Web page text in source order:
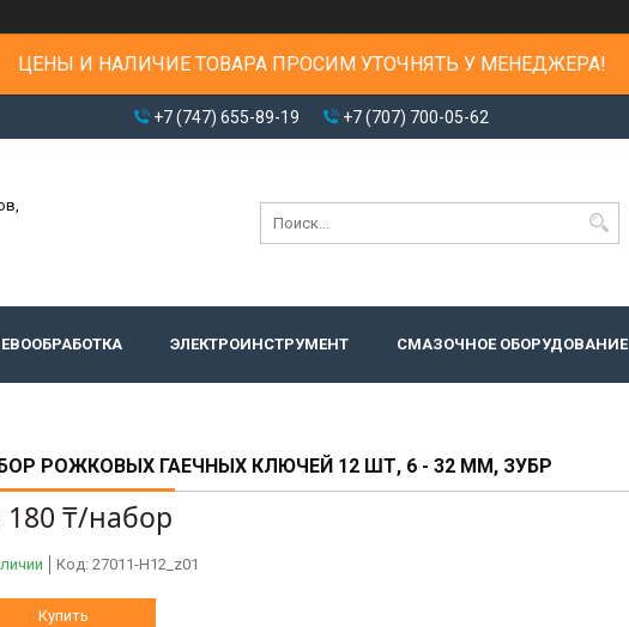
ЦЕНЫ И НАЛИЧИЕ ТОВАРА ПРОСИМ УТОЧНЯТЬ У МЕНЕДЖЕРА!
+7 (747) 655-89-19 +7 (707) 700-05-62
ЭЛЕКТРОИНСТРУМЕНТ СМАЗОЧНОЕ ОБОРУДОВАНИЕ
РОЖКОВЫХ ГАЕЧНЫХ КЛЮЧЕЙ 12 ШТ, 6 - 32 ММ, ЗУБР
180 ₸/набор
Код: 27011-H12_z01
Купить